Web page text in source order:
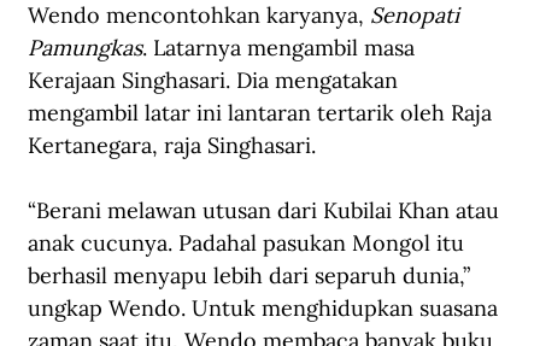
Wendo mencontohkan karyanya, Senopati
Pamungkas. Latarnya mengambil masa
Kerajaan Singhasari. Dia mengatakan
mengambil latar ini lantaran tertarik oleh Raja
Kertanegara, raja Singhasari.
“Berani melawan utusan dari Kubilai Khan atau
anak cucunya. Padahal pasukan Mongol itu
berhasil menyapu lebih dari separuh dunia,”
ungkap Wendo. Untuk menghidupkan suasana